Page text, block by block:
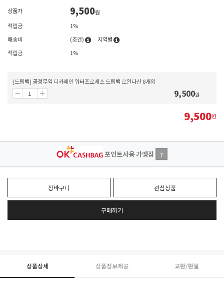
상품가 9,500원
적립금
1%
배송비
(조건)
지역별
적립금
1%
[드립백] 공정무역 디카페인 워터프로세스 드립백 르완다산 8개입
9,500원
9,500원
포인트사용 가맹점 ?
장바구니 관심상품
구매하기
상품상세 상품정보제공 교환/환불